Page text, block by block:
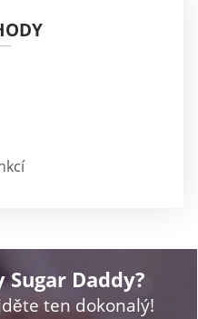
Daddy?
ten dokonalý!